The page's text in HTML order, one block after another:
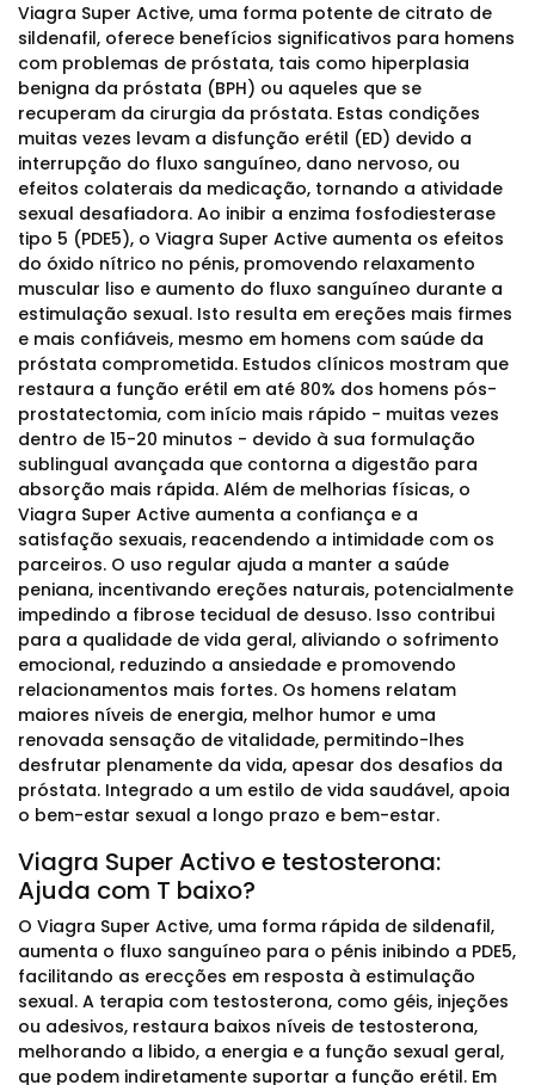
Viagra Super Active, uma forma potente de citrato de
sildenafil, oferece benefícios significativos para homens
com problemas de próstata, tais como hiperplasia
benigna da próstata (BPH) ou aqueles que se
recuperam da cirurgia da próstata. Estas condições
muitas vezes levam a disfunção erétil (ED) devido a
interrupção do fluxo sanguíneo, dano nervoso, ou
efeitos colaterais da medicação, tornando a atividade
sexual desafiadora. Ao inibir a enzima fosfodiesterase
tipo 5 (PDE5), o Viagra Super Active aumenta os efeitos
do óxido nítrico no pénis, promovendo relaxamento
muscular liso e aumento do fluxo sanguíneo durante a
estimulação sexual. Isto resulta em ereções mais firmes
e mais confiáveis, mesmo em homens com saúde da
próstata comprometida. Estudos clínicos mostram que
restaura a função erétil em até 80% dos homens pós-
prostatectomia, com início mais rápido - muitas vezes
dentro de 15-20 minutos - devido à sua formulação
sublingual avançada que contorna a digestão para
absorção mais rápida. Além de melhorias físicas, o
Viagra Super Active aumenta a confiança e a
satisfação sexuais, reacendendo a intimidade com os
parceiros. O uso regular ajuda a manter a saúde
peniana, incentivando ereções naturais, potencialmente
impedindo a fibrose tecidual de desuso. Isso contribui
para a qualidade de vida geral, aliviando o sofrimento
emocional, reduzindo a ansiedade e promovendo
relacionamentos mais fortes. Os homens relatam
maiores níveis de energia, melhor humor e uma
renovada sensação de vitalidade, permitindo-lhes
desfrutar plenamente da vida, apesar dos desafios da
próstata. Integrado a um estilo de vida saudável, apoia
o bem-estar sexual a longo prazo e bem-estar.
Viagra Super Activo e testosterona:
Ajuda com T baixo?
O Viagra Super Active, uma forma rápida de sildenafil,
aumenta o fluxo sanguíneo para o pénis inibindo a PDE5,
facilitando as erecções em resposta à estimulação
sexual. A terapia com testosterona, como géis, injeções
ou adesivos, restaura baixos níveis de testosterona,
melhorando a libido, a energia e a função sexual geral,
que podem indiretamente suportar a função erétil. Em